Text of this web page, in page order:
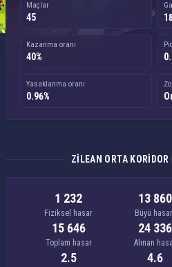
Maçlar
45
Kazanma oranı
40%
Yasaklanma oranı
0.96%
ZILEAN ORTA
1 232
Fiziksel hasar
13 860
Büyü
15 646
Toplam hasar
24 336
Alınan
2.5 4.6